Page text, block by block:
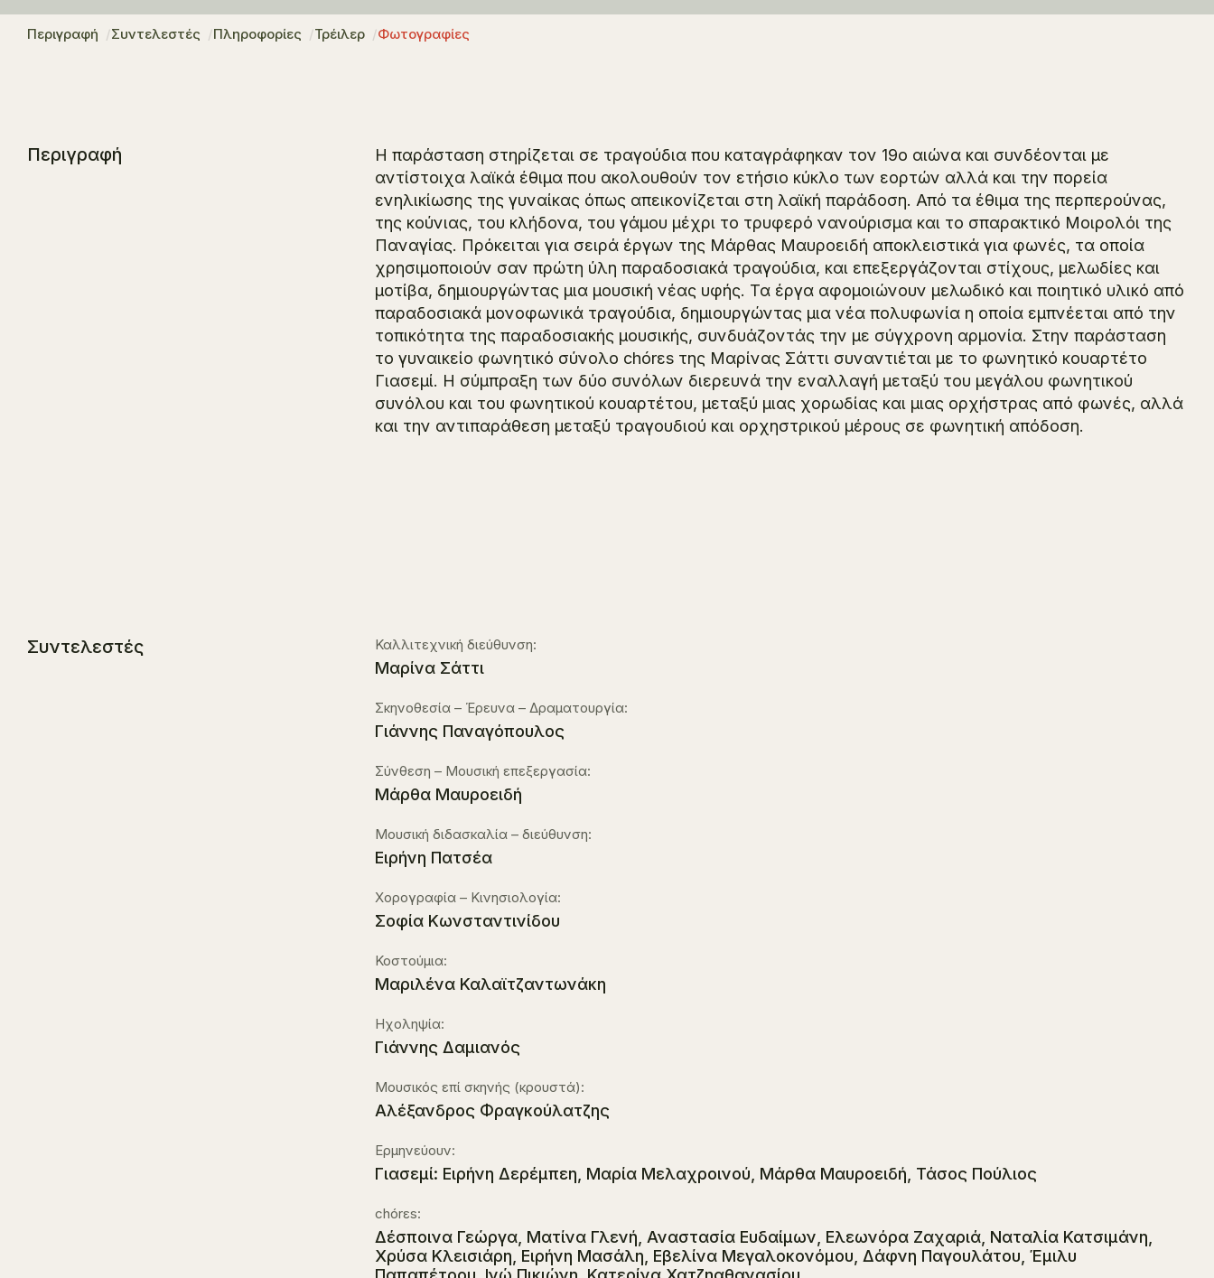
Περιγραφή Συντελεστές Πληροφορίες Τρέιλερ Φωτογραφίες
Περιγραφή
Η παράσταση στηρίζεται σε τραγούδια που καταγράφηκαν τον 19ο αιώνα και συνδέονται με
αντίστοιχα λαϊκά έθιμα που ακολουθούν τον ετήσιο κύκλο των εορτών αλλά και την πορεία
ενηλικίωσης της γυναίκας όπως απεικονίζεται στη λαϊκή παράδοση. Από τα έθιμα της περπερούνας,
της κούνιας, του κλήδονα, του γάμου μέχρι το τρυφερό νανούρισμα και το σπαρακτικό Μοιρολόι της
Παναγίας. Πρόκειται για σειρά έργων της Μάρθας Μαυροειδή αποκλειστικά για φωνές, τα οποία
χρησιμοποιούν σαν πρώτη ύλη παραδοσιακά τραγούδια, και επεξεργάζονται στίχους, μελωδίες και
μοτίβα, δημιουργώντας μια μουσική νέας υφής. Τα έργα αφομοιώνουν μελωδικό και ποιητικό υλικό από
παραδοσιακά μονοφωνικά τραγούδια, δημιουργώντας μια νέα πολυφωνία η οποία εμπνέεται από την
τοπικότητα της παραδοσιακής μουσικής, συνδυάζοντάς την με σύγχρονη αρμονία. Στην παράσταση
το γυναικείο φωνητικό σύνολο chórεs της Μαρίνας Σάττι συναντιέται με το φωνητικό κουαρτέτο
Γιασεμί. Η σύμπραξη των δύο συνόλων διερευνά την εναλλαγή μεταξύ του μεγάλου φωνητικού
συνόλου και του φωνητικού κουαρτέτου, μεταξύ μιας χορωδίας και μιας ορχήστρας από φωνές, αλλά
και την αντιπαράθεση μεταξύ τραγουδιού και ορχηστρικού μέρους σε φωνητική απόδοση.
Συντελεστές Καλλιτεχνική διεύθυνση:
Μαρίνα Σάττι
Σκηνοθεσία – Έρευνα – Δραματουργία:
Γιάννης Παναγόπουλος
Σύνθεση – Μουσική επεξεργασία:
Μάρθα Μαυροειδή
Μουσική διδασκαλία – διεύθυνση:
Ειρήνη Πατσέα
Χορογραφία – Κινησιολογία:
Σοφία Κωνσταντινίδου
Κοστούμια:
Μαριλένα Καλαϊτζαντωνάκη
Ηχοληψία:
Γιάννης Δαμιανός
Μουσικός επί σκηνής (κρουστά):
Αλέξανδρος Φραγκούλατζης
Ερμηνεύουν:
Γιασεμί: Ειρήνη Δερέμπεη, Μαρία Μελαχροινού, Μάρθα Μαυροειδή, Τάσος Πούλιος
chórεs:
Δέσποινα Γεώργα, Ματίνα Γλενή, Αναστασία Ευδαίμων, Ελεωνόρα Ζαχαριά, Ναταλία Κατσιμάνη,
Χρύσα Κλεισιάρη, Ειρήνη Μασάλη, Εβελίνα Μεγαλοκονόμου, Δάφνη Παγουλάτου, Έμιλυ